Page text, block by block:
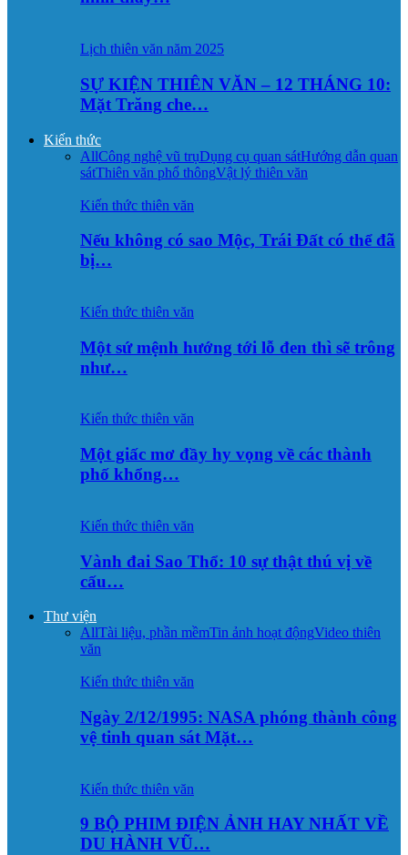
Lịch thiên văn năm 2025
SỰ KIỆN THIÊN VĂN – 12 THÁNG 10:
Mặt Trăng che…
Kiến thức
AllCông nghệ vũ trụDụng cụ quan sátHướng dẫn quan
sátThiên văn phổ thôngVật lý thiên văn
Kiến thức thiên văn
Nếu không có sao Mộc, Trái Đất có thể đã
bị…
Kiến thức thiên văn
Một sứ mệnh hướng tới lỗ đen thì sẽ trông
như…
Kiến thức thiên văn
Một giấc mơ đầy hy vọng về các thành
phố khổng…
Kiến thức thiên văn
Vành đai Sao Thổ: 10 sự thật thú vị về
cấu…
Thư viện
AllTài liệu, phần mềmTin ảnh hoạt độngVideo thiên
văn
Kiến thức thiên văn
Ngày 2/12/1995: NASA phóng thành công
vệ tinh quan sát Mặt…
Kiến thức thiên văn
9 BỘ PHIM ĐIỆN ẢNH HAY NHẤT VỀ
DU HÀNH VŨ…